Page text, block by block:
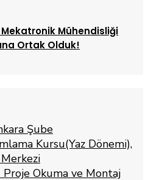
Mühendisliği
Ortak Olduk!
Şube
Kursu(Yaz Dönemi),
Okuma ve Montaj